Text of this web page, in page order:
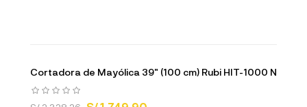
Cortadora de Mayólica 39" (100 cm) Rubi HIT-1000 N